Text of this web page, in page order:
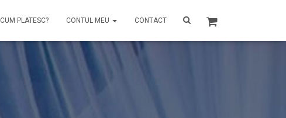
CUM PLATESC? CONTUL MEU CONTACT